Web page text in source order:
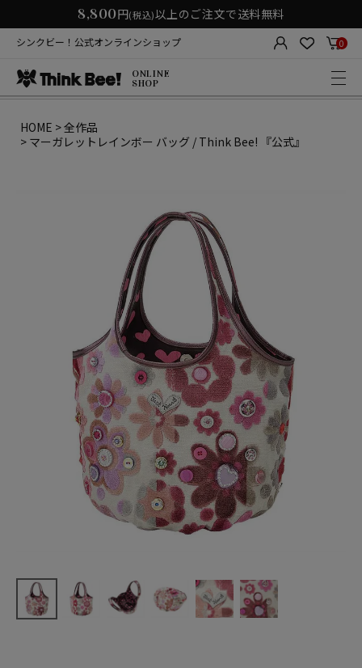
8,800円(税込)以上のご注文で送料無料
シンクビー！公式オンラインショップ 0
ONLINE
SHOP
HOME
全作品
マーガレットレインボー バッグ / Think Bee! 『公式』